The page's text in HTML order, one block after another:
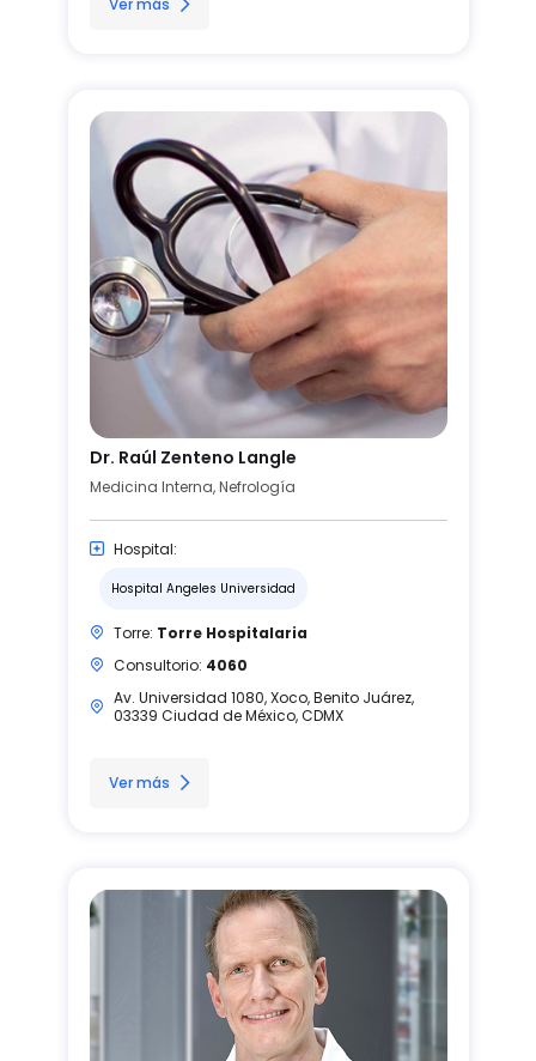
Dr. Raúl Zenteno Langle
Medicina Interna, Nefrología
Hospital:
Hospital Angeles Universidad
Torre: Torre Hospitalaria
Consultorio: 4060
Av. Universidad 1080, Xoco, Benito Juárez,
03339 Ciudad de México, CDMX
Ver más